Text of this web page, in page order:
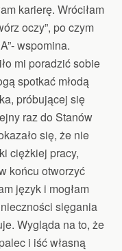
karierę. Wróciłam
oczy”, po czym
wspomina.
mi poradzić sobie
spotkać młodą
próbującej się
raz do Stanów
się, że nie
ciężkiej pracy,
końcu otworzyć
język i mogłam
sięgania
Wygląda na to, że
i iść własną